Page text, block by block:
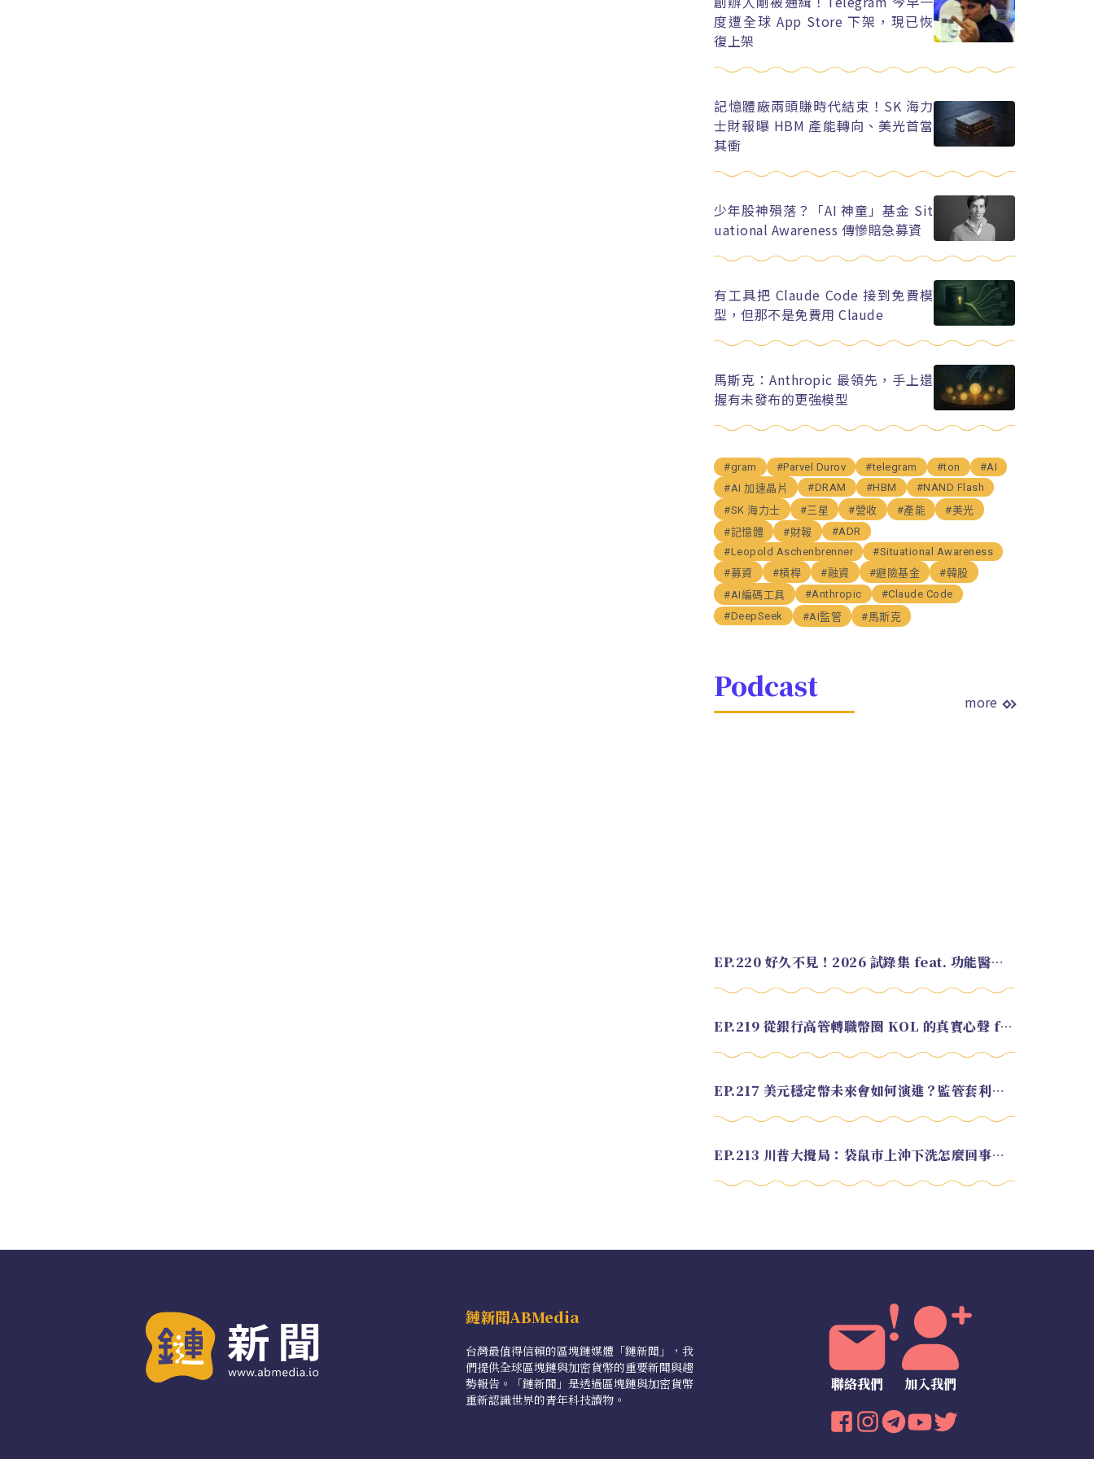
度遭全球 App Store 下架，現已恢
復上架
記憶體廠兩頭賺時代結束！SK 海力
士財報曝 HBM 產能轉向、美光首當
其衝
少年股神殞落？「AI 神童」基金 Sit
uational Awareness 傳慘賠急募資
有工具把 Claude Code 接到免費模
型，但那不是免費用 Claude
馬斯克：Anthropic 最領先，手上還
握有未發布的更強模型
#gram #Parvel Durov #telegram #ton
#AI
#AI 加速晶片
#DRAM #HBM
#NAND Flash
#SK 海力士
#三星 #營收 #產能
#美光
#記憶體
#財報
#ADR
#Leopold Aschenbrenner
#Situational Awareness
#募資
#槓桿 #融資 #避險基金
#韓股
#AI編碼工具
#Anthropic
#Claude Code
#DeepSeek
#AI監管 #馬斯克
Podcast more
EP.220 好久不見！2026 試錄集 feat. 功能醫學營養師 美寶
EP.219 從銀行高管轉職幣圈 KOL 的真實心聲 feat.龜大
EP.217 美元穩定幣未來會如何演進？監管套利終將收斂？feat. 研究員 余哲安
EP.213 川普大攪局：袋鼠市上沖下洗怎麼回事？feat. Alvin
鏈新聞ABMedia
台灣最值得信賴的區塊鏈媒體「鏈新聞」，我
們提供全球區塊鏈與加密貨幣的重要新聞與趨
勢報告。「鏈新聞」是透過區塊鏈與加密貨幣
重新認識世界的青年科技讀物。
聯絡我們 加入我們